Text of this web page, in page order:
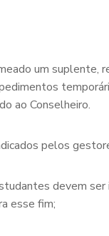
um suplente,
ao Conselheiro.
pelos
devem
esse fim;